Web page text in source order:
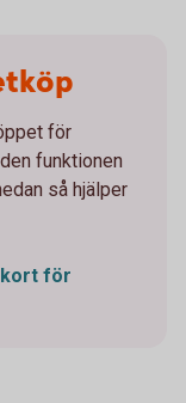
för
funktionen
så hjälper
kort för